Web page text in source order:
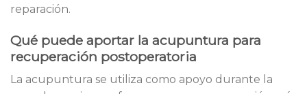
reparación.
Qué puede aportar la acupuntura para
recuperación postoperatoria
La acupuntura se utiliza como apoyo durante la